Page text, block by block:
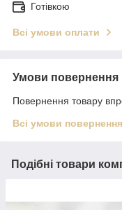
Готівкою
Всі умови оплати
Умови повернення
Повернення товару
Всі умови повернення
Подібні товари